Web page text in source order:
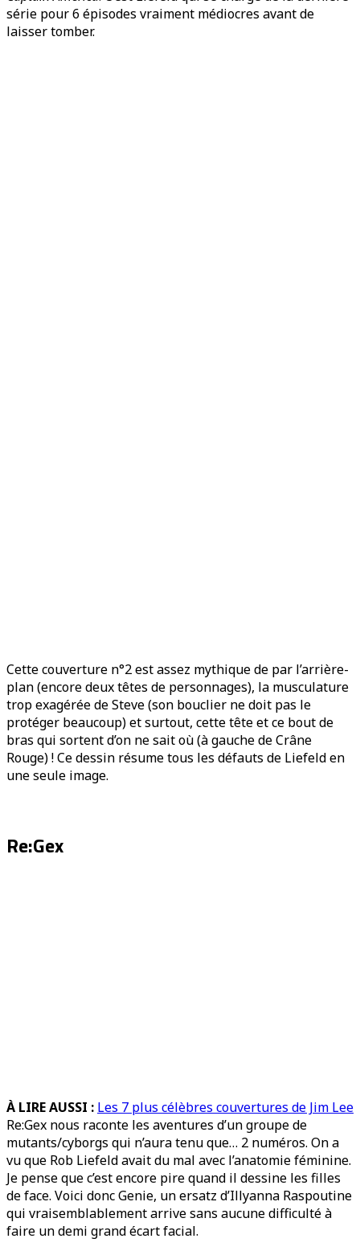
série pour 6 épisodes vraiment médiocres avant de
laisser tomber.
Cette couverture n°2 est assez mythique de par l’arrière-
plan (encore deux têtes de personnages), la musculature
trop exagérée de Steve (son bouclier ne doit pas le
protéger beaucoup) et surtout, cette tête et ce bout de
bras qui sortent d’on ne sait où (à gauche de Crâne
Rouge) ! Ce dessin résume tous les défauts de Liefeld en
une seule image.
Re:Gex
À LIRE AUSSI : Les 7 plus célèbres couvertures de Jim Lee
Re:Gex nous raconte les aventures d’un groupe de
mutants/cyborgs qui n’aura tenu que… 2 numéros. On a
vu que Rob Liefeld avait du mal avec l’anatomie féminine.
Je pense que c’est encore pire quand il dessine les filles
de face. Voici donc Genie, un ersatz d’Illyanna Raspoutine
qui vraisemblablement arrive sans aucune difficulté à
faire un demi grand écart facial.